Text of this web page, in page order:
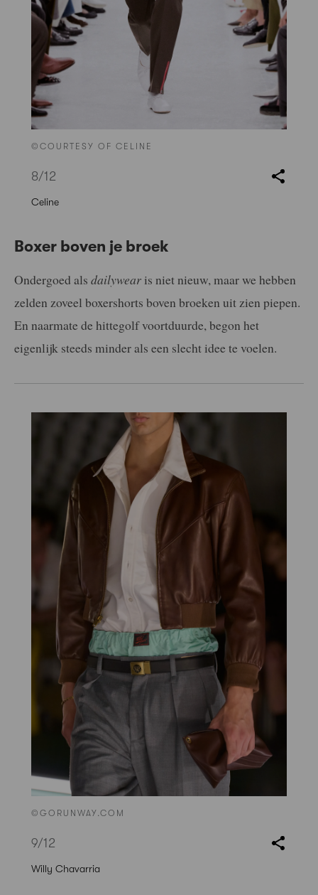
©COURTESY OF CELINE
8/12
Celine
Boxer boven je broek
Ondergoed als dailywear is niet nieuw, maar we hebben
zelden zoveel boxershorts boven broeken uit zien piepen.
En naarmate de hittegolf voortduurde, begon het
eigenlijk steeds minder als een slecht idee te voelen.
©GORUNWAY.COM
9/12
Willy Chavarria